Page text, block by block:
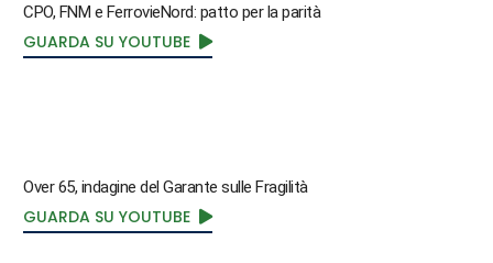
CPO, FNM e FerrovieNord: patto per la parità
GUARDA SU YOUTUBE
Over 65, indagine del Garante sulle Fragilità
GUARDA SU YOUTUBE